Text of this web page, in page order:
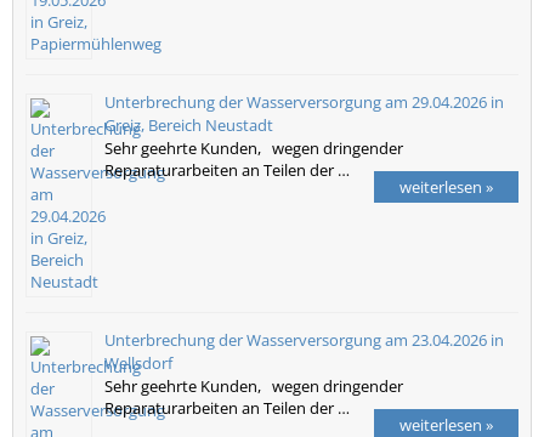
Unterbrechung der Wasserversorgung am 29.04.2026 in
Greiz, Bereich Neustadt
Sehr geehrte Kunden, wegen dringender
Reparaturarbeiten an Teilen der …
weiterlesen »
Unterbrechung der Wasserversorgung am 23.04.2026 in
Wellsdorf
Sehr geehrte Kunden, wegen dringender
Reparaturarbeiten an Teilen der …
weiterlesen »